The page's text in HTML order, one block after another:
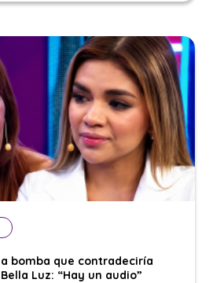
bomba que contradeciría
Luz: “Hay un audio”